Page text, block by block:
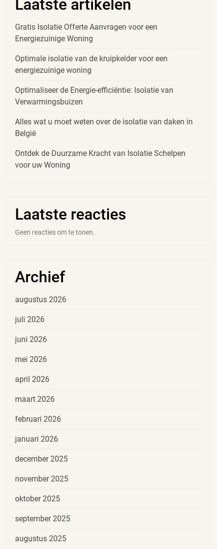
Laatste artikelen
Gratis Isolatie Offerte Aanvragen voor een
Energiezuinige Woning
Optimale isolatie van de kruipkelder voor een
energiezuinige woning
Optimaliseer de Energie-efficiëntie: Isolatie van
Verwarmingsbuizen
Alles wat u moet weten over de isolatie van daken in
België
Ontdek de Duurzame Kracht van Isolatie Schelpen
voor uw Woning
Laatste reacties
Geen reacties om te tonen.
Archief
augustus 2026
juli 2026
juni 2026
mei 2026
april 2026
maart 2026
februari 2026
januari 2026
december 2025
november 2025
oktober 2025
september 2025
augustus 2025